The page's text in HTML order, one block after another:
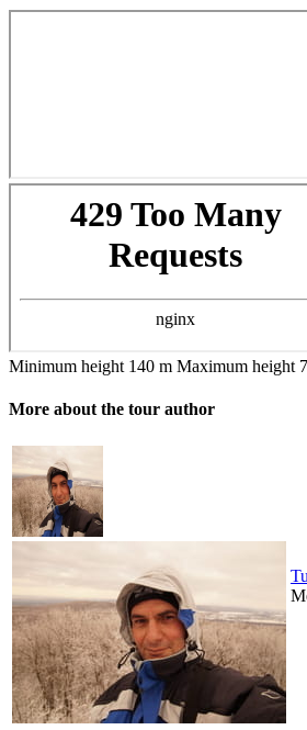
Minimum height 140 m Maximum height
More about the tour author